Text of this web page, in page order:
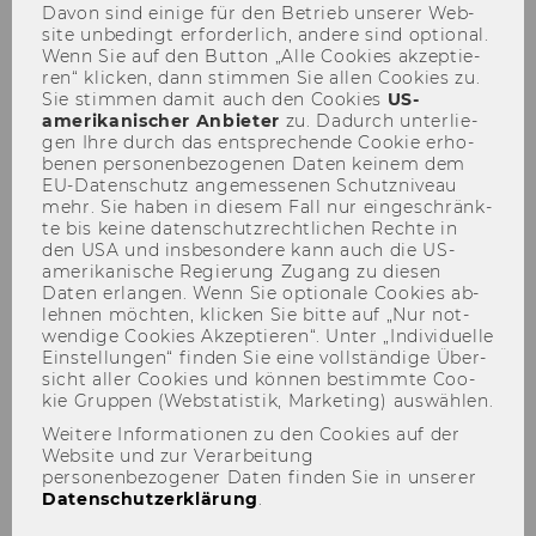
WORKSHOP mit Sarah Wagner
9. April 2024 | 16:00 - 17:30 | AD.0.114
Davon sind ei­ni­ge für den Be­trieb un­se­rer Web­
site un­be­dingt er­for­der­lich, an­de­re sind op­tio­nal.
Wenn Sie auf den But­ton „Alle Coo­kies ak­zep­tie­
ren“ kli­cken, dann stim­men Sie allen Coo­kies zu.
Sie stim­men damit auch den Coo­kies US-​
amerikanischer An­bie­ter zu. Da­durch un­ter­lie­
gen Ihre durch das ent­spre­chen­de Coo­kie er­ho­
be­nen per­so­nen­be­zo­ge­nen Daten kei­nem dem
EU-​Datenschutz an­ge­mes­se­nen Schutz­ni­veau
mehr. Sie haben in die­sem Fall nur ein­ge­schränk­
te bis keine da­ten­schutz­recht­li­chen Rech­te in
den USA und ins­be­son­de­re kann auch die US-​
amerikanische Re­gie­rung Zu­gang zu die­sen
Daten er­lan­gen. Wenn Sie op­tio­na­le Coo­kies ab­
leh­nen möch­ten, kli­cken Sie bitte auf „Nur not­
wen­di­ge Coo­kies Ak­zep­tie­ren“. Unter „In­di­vi­du­el­le
Ein­stel­lun­gen“ fin­den Sie eine voll­stän­di­ge Über­
sicht aller Coo­kies und kön­nen be­stimm­te Coo­
kie Grup­pen (Web­sta­tis­tik, Mar­ke­ting) aus­wäh­len.
Weitere Informationen zu den Cookies auf der
Website und zur Verarbeitung
personenbezogener Daten finden Sie in unserer
Datenschutzerklärung.